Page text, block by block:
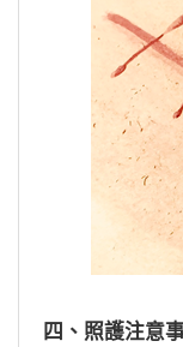
四、照護注意